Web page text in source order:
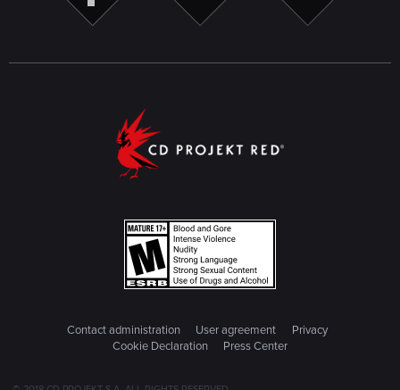
Contact administration User agreement
Privacy
Cookie Declaration
Press Center